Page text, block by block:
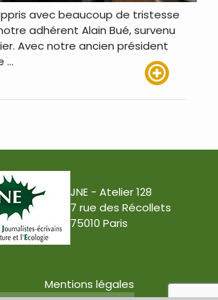
avec beaucoup de tristesse
adhérent Alain Bué, survenu
Avec notre ancien président
…
JNE - Atelier 128
7 rue des Récollets
75010 Paris
Mentions légales